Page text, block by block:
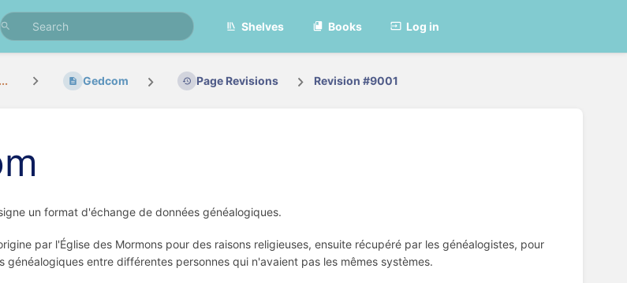
Shelves Books Log in
Gedcom Page Revisions Revision #9001
un format d'échange de données généalogiques.
par l'Église des Mormons pour des raisons religieuses, ensuite récupéré par les généalogistes, pour
généalogiques entre différentes personnes qui n'avaient pas les mêmes systèmes.